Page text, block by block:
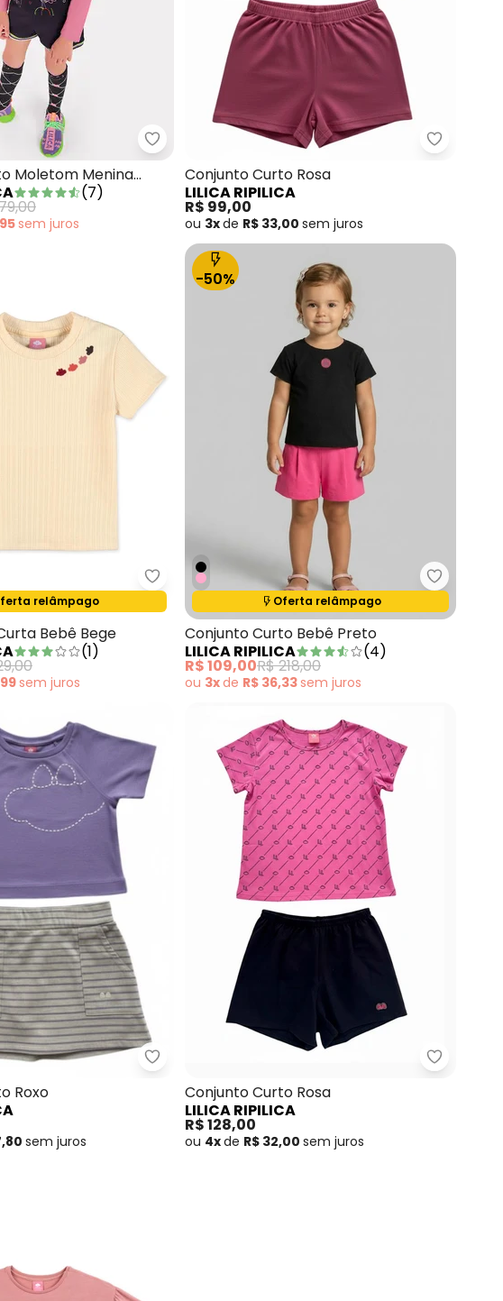
Moletom com Capuz CinzaLilica Ripilica - Conjunto Curto Moletom Menina
Moletom Menina
(7)
sem juros
Lilica
Conjunto Curto Rosa
LILICA RIPILICA
R$ 99,00
ou 3xde R$ 33,00 sem juros
Curto Infantil Feminino Rosa
Lilica Ripilica - Blusa Manga Curta Bebê Bege
relâmpago
em:10:30:18
Bebê Bege
(1)
sem juros
-50%
Lilica
Oferta relâmpago
Termina em:10:30:18
Conjunto Curto Bebê Preto
LILICA RIPILICA
(4)
R$ 109,00R$ 218,00
ou 3xde R$ 36,33sem juros
Curto Cinza
Lilica Ripilica - Conjunto Curto Roxo
Roxo
sem juros
Lilica
Conjunto Curto Rosa
LILICA RIPILICA
R$ 128,00
ou 4xde R$ 32,00 sem juros
cadastro, você concorda com a nossaPolítica de